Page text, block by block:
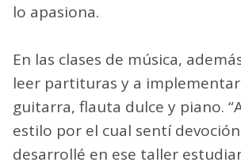
lo apasiona.
En las clases de música,
leer partituras y a
guitarra, flauta dulce y piano.
estilo por el cual sentí
desarrollé en ese taller